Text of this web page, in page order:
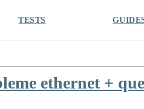
TESTS
ethernet +